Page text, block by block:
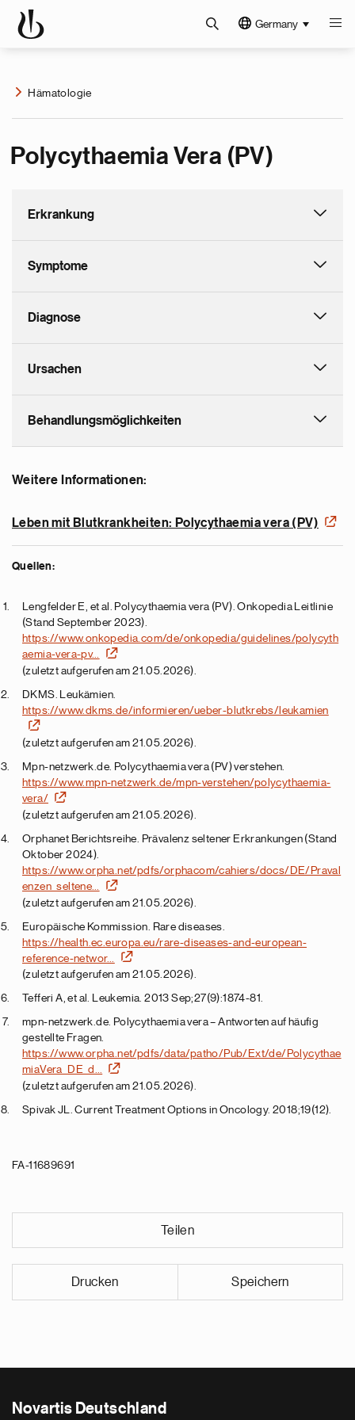
Germany
Hämatologie
Polycythaemia Vera (PV)
Erkrankung
Symptome
Diagnose
Ursachen
Behandlungsmöglichkeiten
Weitere Informationen:
Leben mit Blutkrankheiten: Polycythaemia vera (PV)
Quellen:
Lengfelder E, et al. Polycythaemia vera (PV). Onkopedia Leitlinie
(Stand September 2023).
https://www.onkopedia.com/de/onkopedia/guidelines/polycyth
aemia-vera-pv…
(zuletzt aufgerufen am 21.05.2026).
DKMS. Leukämien.
https://www.dkms.de/informieren/ueber-blutkrebs/leukamien
(zuletzt aufgerufen am 21.05.2026).
Mpn-netzwerk.de. Polycythaemia vera (PV) verstehen.
https://www.mpn-netzwerk.de/mpn-verstehen/polycythaemia-
vera/
(zuletzt aufgerufen am 21.05.2026).
Orphanet Berichtsreihe. Prävalenz seltener Erkrankungen (Stand
Oktober 2024).
https://www.orpha.net/pdfs/orphacom/cahiers/docs/DE/Praval
enzen_seltene…
(zuletzt aufgerufen am 21.05.2026).
Europäische Kommission. Rare diseases.
https://health.ec.europa.eu/rare-diseases-and-european-
reference-networ…
(zuletzt aufgerufen am 21.05.2026).
Tefferi A, et al. Leukemia. 2013 Sep;27(9):1874-81.
mpn-netzwerk.de. Polycythaemia vera – Antworten auf häufig
gestellte Fragen.
https://www.orpha.net/pdfs/data/patho/Pub/Ext/de/Polycythae
miaVera_DE_d…
(zuletzt aufgerufen am 21.05.2026).
Spivak JL. Current Treatment Options in Oncology. 2018;19(12).
FA-11689691
Teilen
Drucken Speichern
Novartis Deutschland